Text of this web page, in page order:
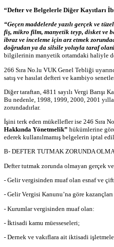
“Defter ve Belgelerle Diğer Kayıtları
“Geçen maddelerde yazılı gerçek ve
fiş, mikro film, manyetik teyp, disket ve
ibraz ve inceleme için arz etmek
doğrudan ya da silsile yoluyla taraf
bilgilerinin manyetik ortamdaki haliyle
266 Sıra No.lu VUK Genel Tebliği
satış ve hasılat defteri ve kambiyo
Diğer taraftan, 4811 sayılı Vergi Barışı
Bu nedenle, 1998, 1999, 2000, 2001
zorundadırlar.
İşini terk eden mükellefler ise 246 Sıra
Hakkında Yönetmelik” hükümlerine
ederek kullanılmamış belgelerin iptal
B- DEFTER TUTMAK ZORUNDA
Defter tutmak zorunda olmayan gerçek
- Gelir vergisinden muaf olan esnaf ve
- Gelir Vergisi Kanunu’na göre
- Kurumlar vergisinden muaf olan:
- İktisadi kamu müesseseleri;
- Dernek ve vakıflara ait iktisadi